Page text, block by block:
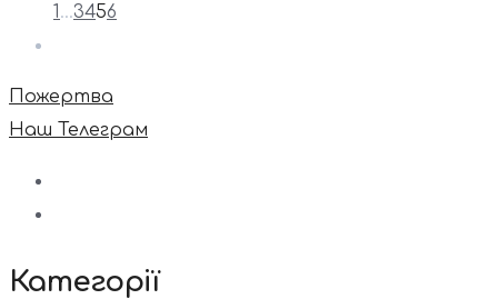
1 …3456
Пожертва
Наш Телеграм
Категорії